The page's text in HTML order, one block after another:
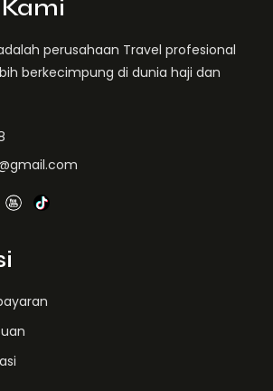
perusahaan Travel profesional
berkecimpung di dunia haji dan